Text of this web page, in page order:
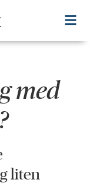
med
liten